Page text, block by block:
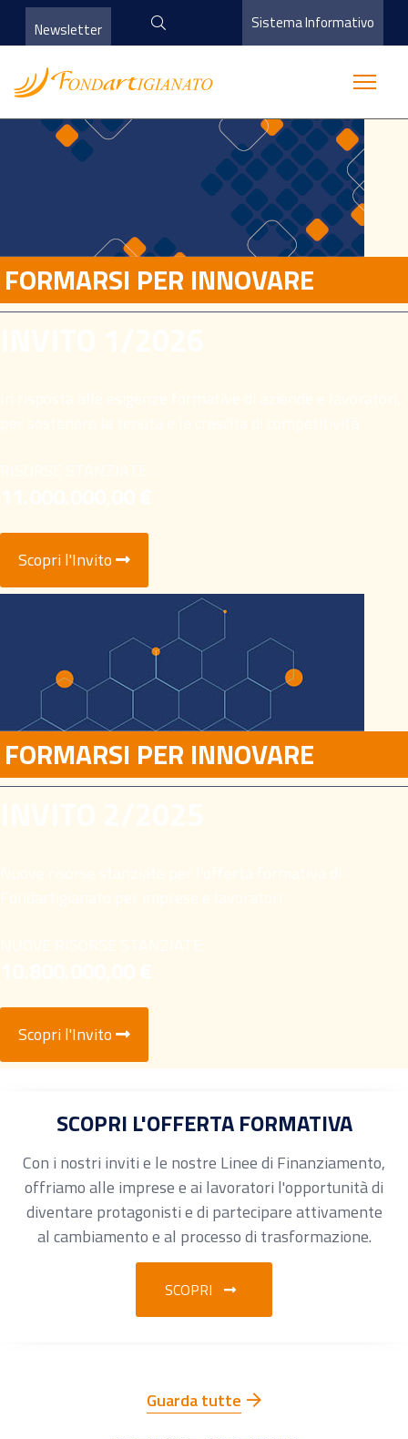
Newsletter Sistema Informativo
FORMARSI PER INNOVARE
Scopri l'Invito
FORMARSI PER INNOVARE
Scopri l'Invito
SCOPRI L'OFFERTA FORMATIVA
Con i nostri inviti e le nostre Linee di Finanziamento,
offriamo alle imprese e ai lavoratori l'opportunità di
diventare protagonisti e di partecipare attivamente
al cambiamento e al processo di trasformazione.
SCOPRI
Guarda tutte